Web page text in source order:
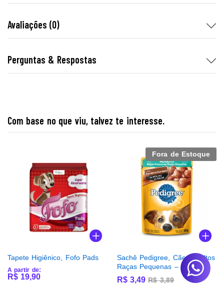
Avaliações (0)
Perguntas & Respostas
Com base no que viu, talvez te interesse.
Tapete Higiênico, Fofo Pads
A partir de:
R$ 19,90
Fora de Estoque
Sachê Pedigree, Cães Adultos
Raças Pequenas – Cordeiro
R$ 3,49 R$3,89